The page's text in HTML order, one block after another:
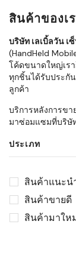
สินค้าของเ
บริษัท เลเบิ้ลวัน เ
(HandHeld
โค้ดขนาดใหญ่เรา
ทุกชิ้นได้รับประกั
ลูกค้า
บริการหลังการข
มาซ่อมแซมที่บริษั
ประเภท
สินค้าแนะน
สินค้าขายดี
สินค้ามาให